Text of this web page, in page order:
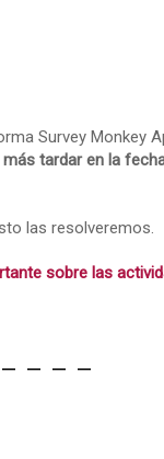
Survey Monkey
tardar en la
las resolveremos.
sobre las
– – –